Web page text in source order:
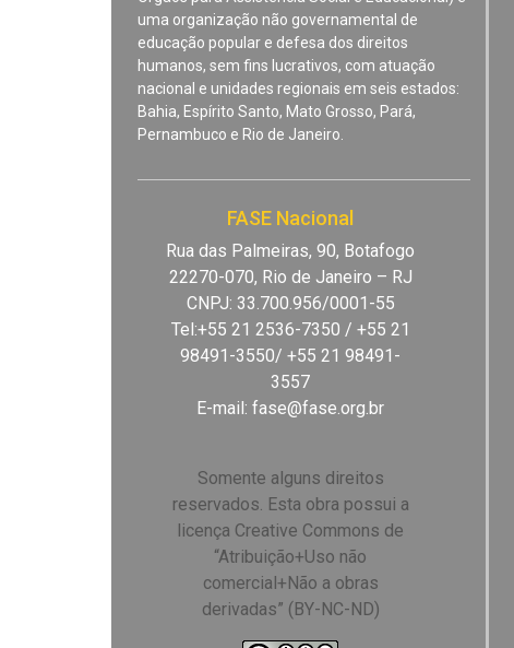
uma organização não governamental de
educação popular e defesa dos direitos
humanos, sem fins lucrativos, com atuação
nacional e unidades regionais em seis estados:
Bahia, Espírito Santo, Mato Grosso, Pará,
Pernambuco e Rio de Janeiro.
FASE Nacional
Rua das Palmeiras, 90, Botafogo
22270-070, Rio de Janeiro – RJ
CNPJ: 33.700.956/0001-55
Tel:+55 21 2536-7350 / +55 21
98491-3550/ +55 21 98491-
3557
E-mail:fase@fase.org.br
Somente alguns direitos
reservados. Esta obra possui a
licença Creative Commons de
“Atribuição+Uso não
comercial+Não a obras
derivadas” (BY-NC-ND)